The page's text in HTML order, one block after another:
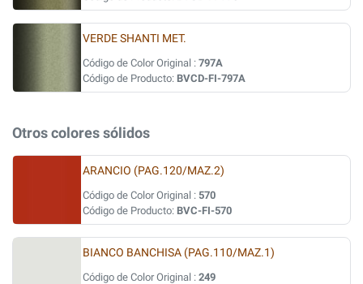
VERDE SHANTI MET.
Código de Color Original : 797A
Código de Producto: BVCD-FI-797A
Otros colores sólidos
ARANCIO (PAG.120/MAZ.2)
Código de Color Original : 570
Código de Producto: BVC-FI-570
BIANCO BANCHISA (PAG.110/MAZ.1)
Código de Color Original : 249